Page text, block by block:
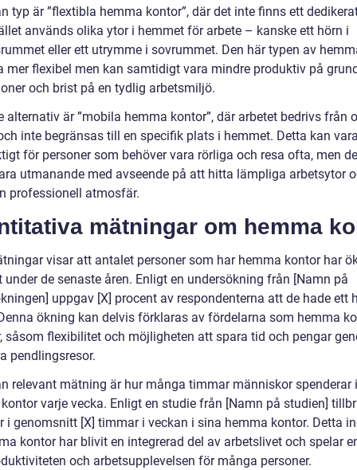
typ är ”flextibla hemma kontor”, där det inte finns ett
används olika ytor i hemmet för arbete – kanske ett hörn i
eller ett utrymme i sovrummet. Den här typen av
mer flexibel men kan samtidigt vara mindre produktiv på
och brist på en tydlig arbetsmiljö.
alternativ är ”mobila hemma kontor”, där arbetet bedrivs från
inte begränsas till en specifik plats i hemmet. Detta kan
för personer som behöver vara rörliga och resa ofta, men
utmanande med avseende på att hitta lämpliga arbetsytor
professionell atmosfär.
mätningar om hemma
visar att antalet personer som har hemma kontor har
under de senaste åren. Enligt en undersökning från [Namn på
uppgav [X] procent av respondenterna att de hade ett
ökning kan delvis förklaras av fördelarna som hemma
såsom flexibilitet och möjligheten att spara tid och pengar
pendlingsresor.
relevant mätning är hur många timmar människor spenderar
varje vecka. Enligt en studie från [Namn på studien]
i genomsnitt [X] timmar i veckan i sina hemma kontor. Detta
kontor har blivit en integrerad del av arbetslivet och spelar
och arbetsupplevelsen för många personer.